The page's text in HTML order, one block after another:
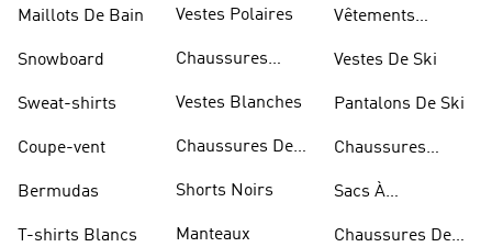
Maillots De Bain
Snowboard
Sweat-shirts
Coupe-vent
Bermudas
T-shirts Blancs
Vestes Polaires
Chaussures
Vestes Blanches
Chaussures De
Shorts Noirs
Manteaux
Vêtements
Vestes De Ski
Pantalons De Ski
Chaussures
Sacs À
Chaussures De